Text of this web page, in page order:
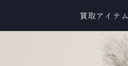
買取アイテム